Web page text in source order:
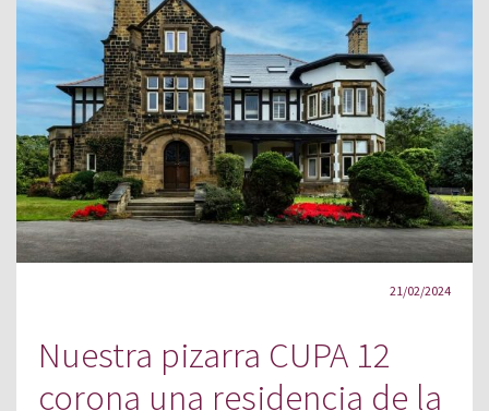
21/02/2024
Nuestra pizarra CUPA 12
corona una residencia de la